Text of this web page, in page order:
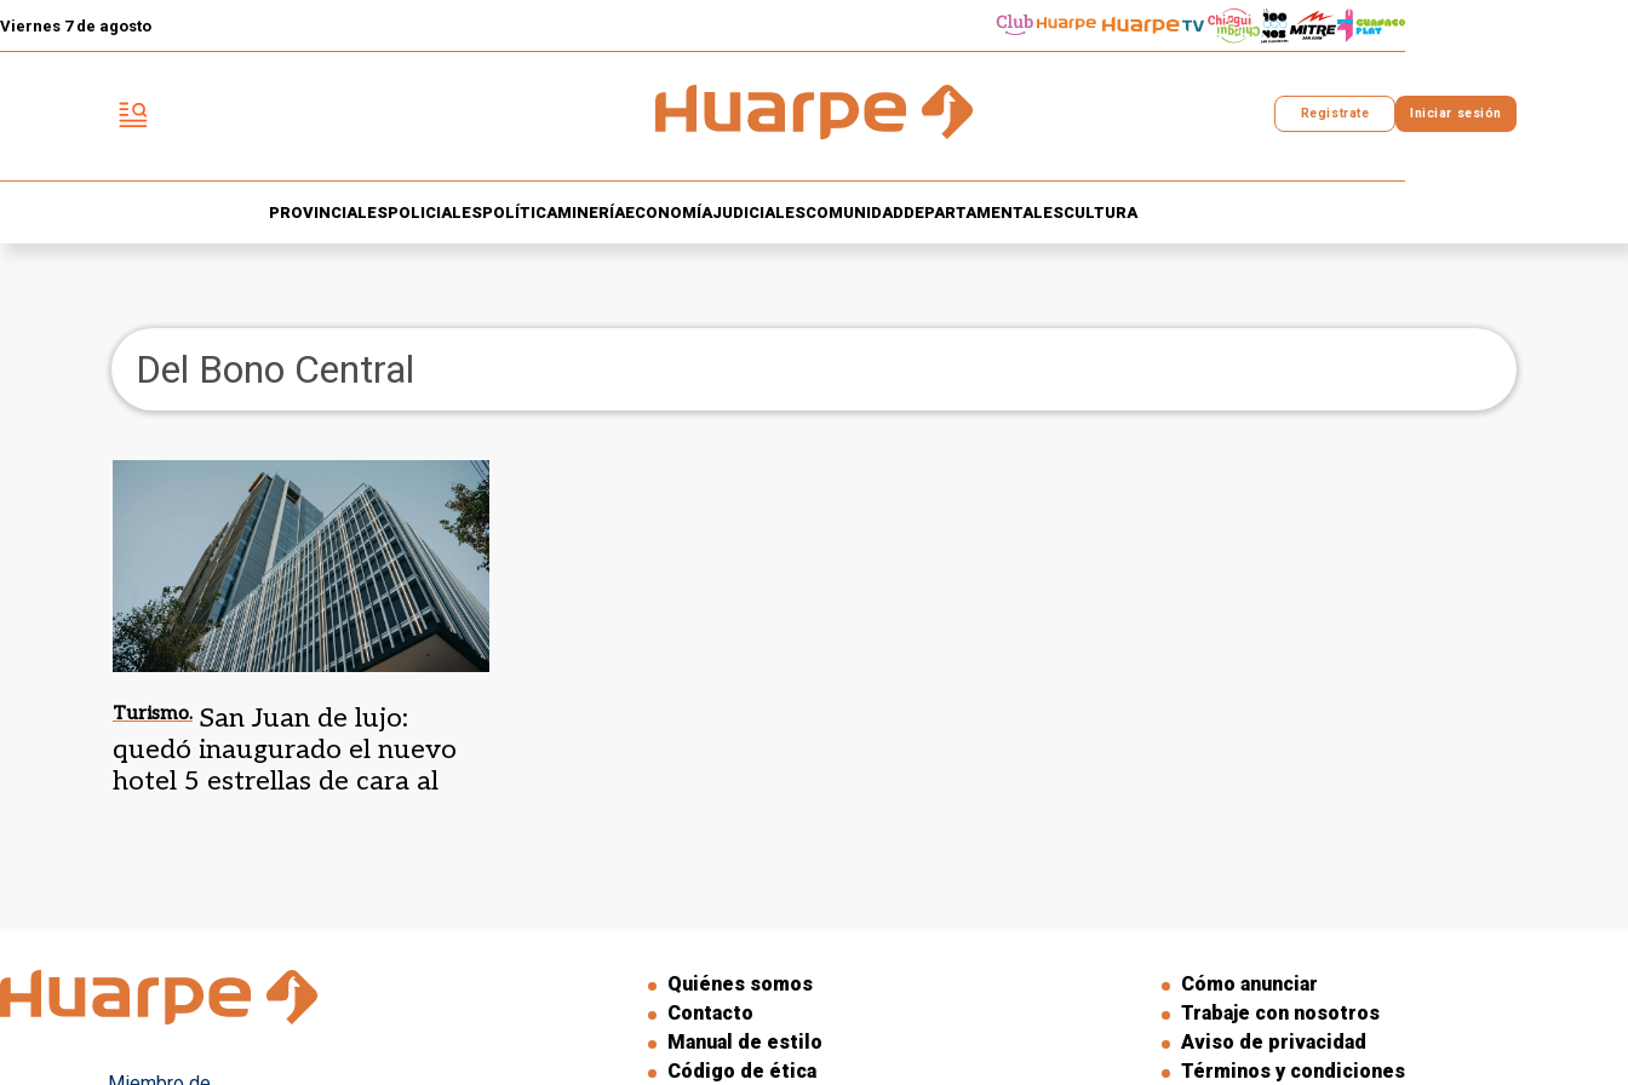
Viernes 7 de agosto
Registrate Iniciar sesión
PROVINCIALESPOLICIALESPOLÍTICAMINERÍAECONOMÍAJUDICIALESCOMUNIDADDEPARTAMENTALESCULTURA
Del Bono Central
Turismo. San Juan de lujo:
quedó inaugurado el nuevo
hotel 5 estrellas de cara al
Quiénes somos
Contacto
Manual de estilo
Código de ética
Cómo anunciar
Trabaje con nosotros
Aviso de privacidad
Términos y condiciones